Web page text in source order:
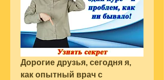
Дорогие друзья, сегодня я,
как опытный врач с